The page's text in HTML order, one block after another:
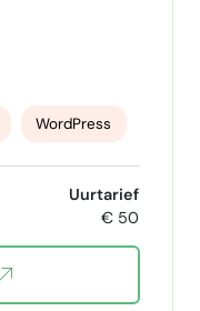
WordPress
designer
Uurtarief
€ 50